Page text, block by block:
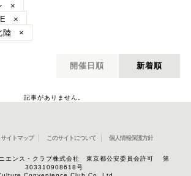
×
×
陸 ×
開催日順 新着順
記事がありません。
サイトマップ このサイトについて 個人情報保護方針
ニエンス・クラブ株式会社 東京都公安委員会許可 第
303310908618号